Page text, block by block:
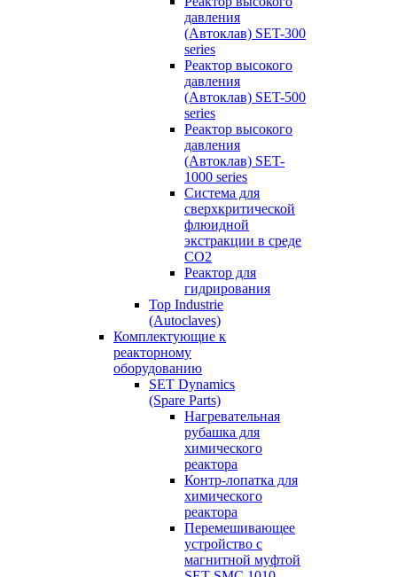
давления
(Автоклав) SET-300
series
Реактор высокого
давления
(Автоклав) SET-500
series
Реактор высокого
давления
(Автоклав) SET-
1000 series
Система для
сверхкритической
флюидной
экстракции в среде
СО2
Реактор для
гидрирования
Top Industrie
(Autoclaves)
Комплектующие к
реакторному
оборудованию
SET Dynamics
(Spare Parts)
Нагревательная
рубашка для
химического
реактора
Контр-лопатка для
химического
реактора
Перемешивающее
устройство с
магнитной муфтой